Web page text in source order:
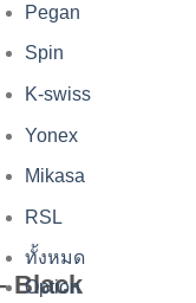
Pegan
Spin
K-swiss
Yonex
Mikasa
RSL
ทั้งหมด
Option
Black